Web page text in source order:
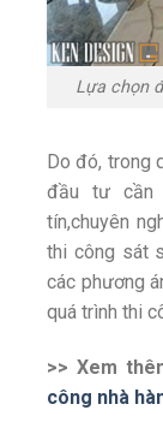
Lựa chọn
Do đó, trong
đầu tư cần
tín,chuyên
thi công sát
các phương
quá trình thi
>> Xem
công nhà